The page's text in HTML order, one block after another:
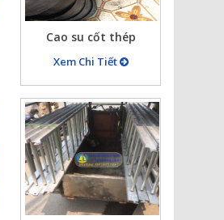
Cao su cốt thép
D250x150
Xem Chi Tiết